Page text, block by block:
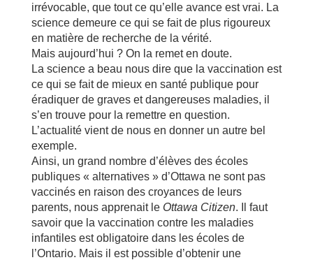
irrévocable, que tout ce qu’elle avance est vrai. La
science demeure ce qui se fait de plus rigoureux
en matière de recherche de la vérité.
Mais aujourd’hui ? On la remet en doute.
La science a beau nous dire que la vaccination est
ce qui se fait de mieux en santé publique pour
éradiquer de graves et dangereuses maladies, il
s’en trouve pour la remettre en question.
L’actualité vient de nous en donner un autre bel
exemple.
Ainsi, un grand nombre d’élèves des écoles
publiques « alternatives » d’Ottawa ne sont pas
vaccinés en raison des croyances de leurs
parents, nous apprenait le Ottawa Citizen. Il faut
savoir que la vaccination contre les maladies
infantiles est obligatoire dans les écoles de
l’Ontario. Mais il est possible d’obtenir une